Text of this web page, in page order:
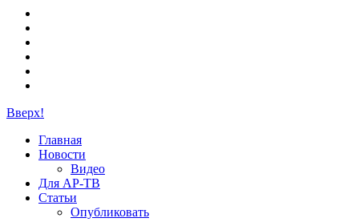
Вверх!
Главная
Новости
Видео
Для АР-ТВ
Статьи
Опубликовать